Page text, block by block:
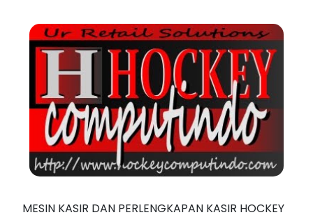
MESIN KASIR DAN PERLENGKAPAN KASIR HOCKEY